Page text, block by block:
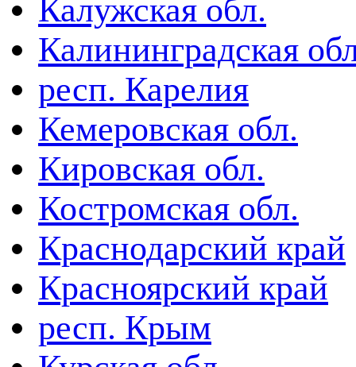
Калужская обл.
Калининградская
респ. Карелия
Кемеровская обл.
Кировская обл.
Костромская обл.
Краснодарский край
Красноярский край
респ. Крым